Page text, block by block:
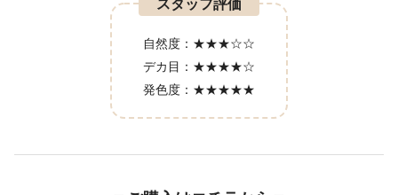
スタッフ評価
自然度： ★★★☆☆
デカ目： ★★★★☆
発色度： ★★★★★